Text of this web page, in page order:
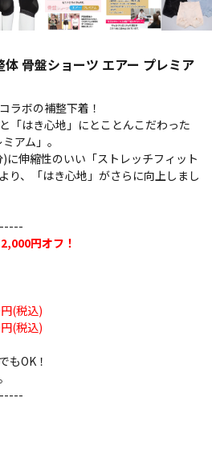
骨盤ショーツ エアー プレミア
ラボの補整下着！
「はき心地」にとことんこだわった
アム」。
に伸縮性のいい「ストレッチフィット
り、「はき心地」がさらに向上しまし
円オフ！
(税込)
(税込)
もOK！